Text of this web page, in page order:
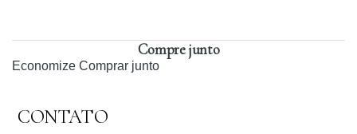
Compre junto
Economize Comprar junto
CONTATO